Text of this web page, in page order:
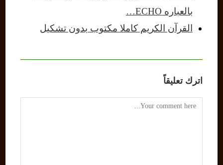
بالعباره ECHO…
القرآن الكريم كاملا مكتوب بدون تشكيل
اترك تعليقاً
Comment